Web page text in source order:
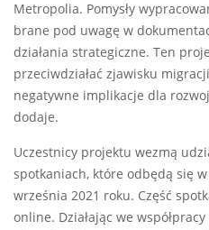
Metropolia. Pomysły
brane pod uwagę w
działania strategiczne. Ten
przeciwdziałać zjawisku
negatywne implikacje dla
dodaje.
Uczestnicy projektu wezmą
spotkaniach, które odbędą się
września 2021 roku. Część
online. Działając we